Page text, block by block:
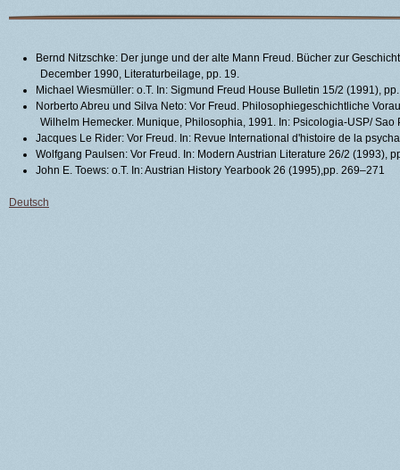
Bernd Nitzschke: Der junge und der alte Mann Freud. Bücher zur
December 1990, Literaturbeilage, pp. 19.
Michael Wiesmüller: o.T. In: Sigmund Freud House Bulletin 15/2 (1991),
Norberto Abreu und Silva Neto: Vor Freud. Philosophiegeschichtliche
Wilhelm Hemecker. Munique, Philosophia, 1991. In: Psicologia-USP/
Jacques Le Rider: Vor Freud. In: Revue International d'histoire de la
Wolfgang Paulsen: Vor Freud. In: Modern Austrian Literature 26/2 (1993),
John E. Toews: o.T. In: Austrian History Yearbook 26 (1995),pp. 269–271
Deutsch